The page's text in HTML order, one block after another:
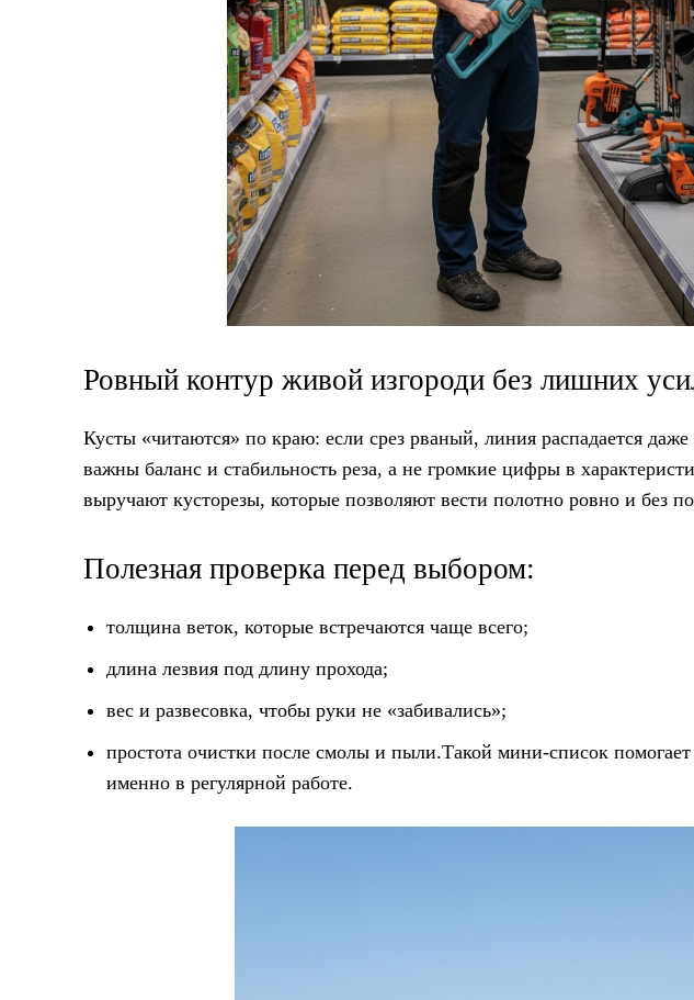
Ровный контур живой изгороди без лишних
Кусты «читаются» по краю: если срез рваный, линия распадается
важны баланс и стабильность реза, а не громкие цифры в
выручают кусторезы, которые позволяют вести полотно ровно и без
Полезная проверка перед выбором:
толщина веток, которые встречаются чаще всего;
длина лезвия под длину прохода;
вес и развесовка, чтобы руки не «забивались»;
простота очистки после смолы и пыли.Такой мини-список
именно в регулярной работе.